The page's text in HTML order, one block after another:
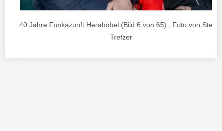
40 Jahre Funkazunft Heraböhel (Bild 6 von 65) , Foto von Stefan
Trefzer